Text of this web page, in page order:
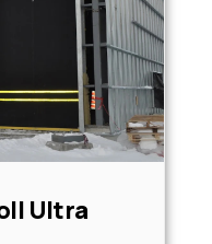
Ultra